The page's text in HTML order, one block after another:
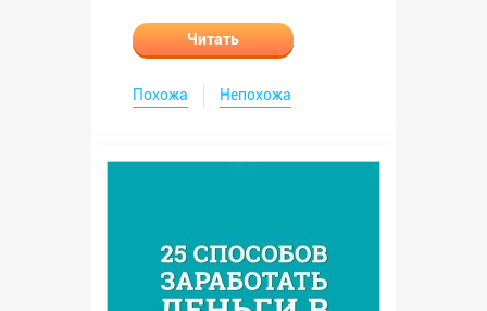
Читать
Похожа Непохожа